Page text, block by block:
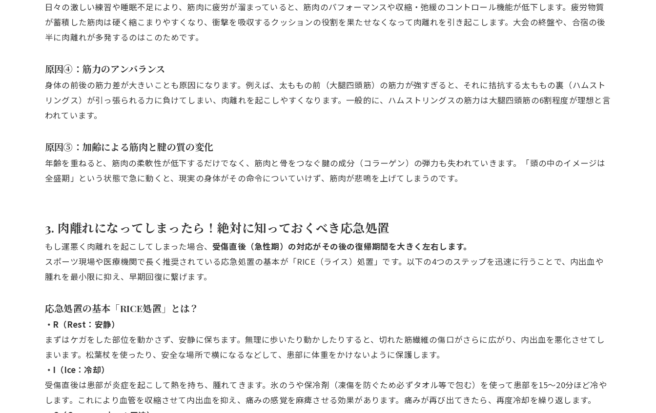
日々の激しい練習や睡眠不足により、筋肉に疲労が溜まっていると、筋肉のパフォーマンスや収縮・弛緩のコントロール機能が低下します。疲労物質
が蓄積した筋肉は硬く縮こまりやすくなり、衝撃を吸収するクッションの役割を果たせなくなって肉離れを引き起こします。大会の終盤や、合宿の後
半に肉離れが多発するのはこのためです。
原因④：筋力のアンバランス
身体の前後の筋力差が大きいことも原因になります。例えば、太ももの前（大腿四頭筋）の筋力が強すぎると、それに拮抗する太ももの裏（ハムスト
リングス）が引っ張られる力に負けてしまい、肉離れを起こしやすくなります。一般的に、ハムストリングスの筋力は大腿四頭筋の6割程度が理想と言
われています。
原因⑤：加齢による筋肉と腱の質の変化
年齢を重ねると、筋肉の柔軟性が低下するだけでなく、筋肉と骨をつなぐ腱の成分（コラーゲン）の弾力も失われていきます。「頭の中のイメージは
全盛期」という状態で急に動くと、現実の身体がその命令についていけず、筋肉が悲鳴を上げてしまうのです。
3. 肉離れになってしまったら！絶対に知っておくべき応急処置
もし運悪く肉離れを起こしてしまった場合、 受傷直後（急性期）の対応がその後の復帰期間を大きく左右します。
スポーツ現場や医療機関で長く推奨されている応急処置の基本が「RICE（ライス）処置」です。以下の4つのステップを迅速に行うことで、内出血や
腫れを最小限に抑え、早期回復に繋げます。
応急処置の基本「RICE処置」とは？
・R（Rest：安静）
まずはケガをした部位を動かさず、安静に保ちます。無理に歩いたり動かしたりすると、切れた筋繊維の傷口がさらに広がり、内出血を悪化させてし
まいます。松葉杖を使ったり、安全な場所で横になるなどして、患部に体重をかけないように保護します。
・I（Ice：冷却）
受傷直後は患部が炎症を起こして熱を持ち、腫れてきます。氷のうや保冷剤（凍傷を防ぐため必ずタオル等で包む）を使って患部を15〜20分ほど冷や
します。これにより血管を収縮させて内出血を抑え、痛みの感覚を麻痺させる効果があります。痛みが再び出てきたら、再度冷却を繰り返します。